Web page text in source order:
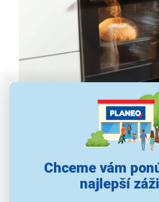
Chceme vám
najlepší
Všetko potrebné